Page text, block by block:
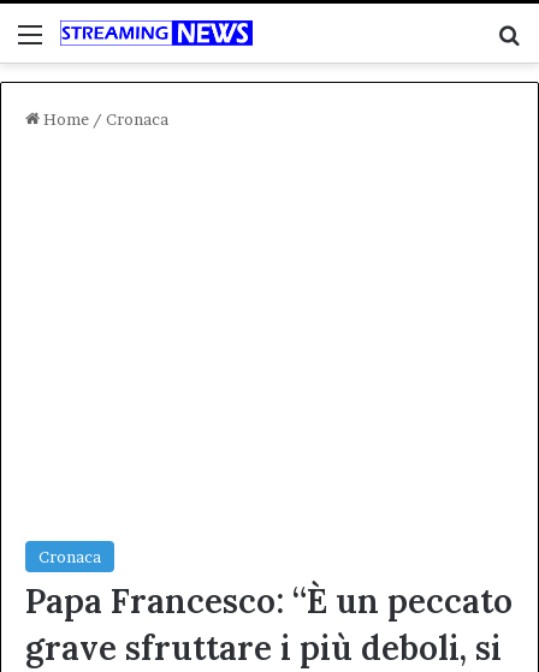
Menu
Home / Cronaca
Cronaca
Papa Francesco: “È un peccato
grave sfruttare i più deboli, si